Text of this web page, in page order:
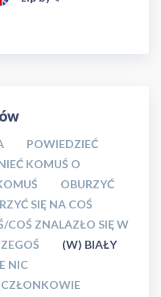
POWIEDZIEĆ
KOMUŚ O
OBURZYĆ
SIĘ NA COŚ
COŚ ZNALAZŁO SIĘ W
(W) BIAŁY
NIC
CZŁONKOWIE